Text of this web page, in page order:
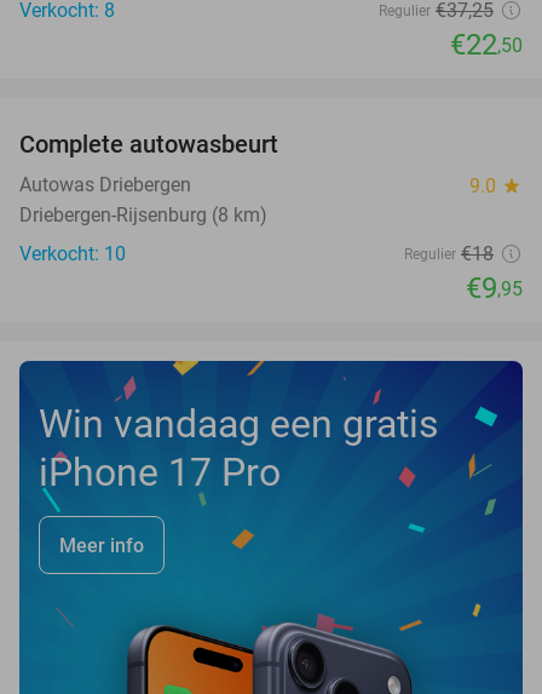
Verkocht: 8 Regulier €37,25
€22,50
NEW
TODAY
Complete autowasbeurt
Autowas Driebergen 9.0 star
Driebergen-Rijsenburg (8 km)
Verkocht: 10
Regulier €18
€9,95
Win vandaag een gratis
iPhone 17 Pro
Meer info